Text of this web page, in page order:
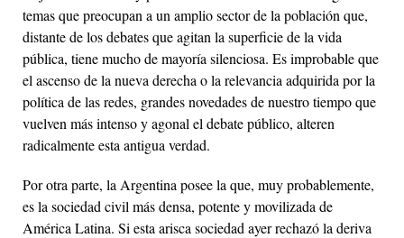
temas que preocupan a un amplio sector de la población que,
distante de los debates que agitan la superficie de la vida
pública, tiene mucho de mayoría silenciosa. Es improbable que
el ascenso de la nueva derecha o la relevancia adquirida por la
política de las redes, grandes novedades de nuestro tiempo que
vuelven más intenso y agonal el debate público, alteren
radicalmente esta antigua verdad.
Por otra parte, la Argentina posee la que, muy probablemente,
es la sociedad civil más densa, potente y movilizada de
América Latina. Si esta arisca sociedad ayer rechazó la deriva